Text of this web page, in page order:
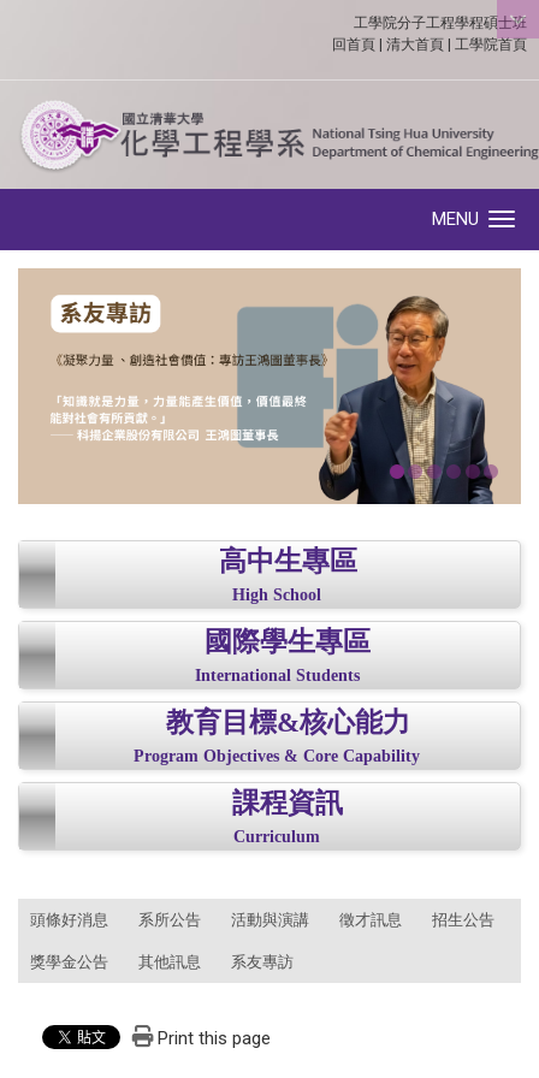
:::
工學院分子工程學程碩士班
回首頁
清大首頁 工學院首頁
MENU
高中生專區
High School
國際學生專區
International Students
教育目標&核心能力
Program Objectives & Core Capability
課程資訊
Curriculum
頭條好消息 系所公告 活動與演講 徵才訊息 招生公告
獎學金公告 其他訊息 系友專訪
Print this page